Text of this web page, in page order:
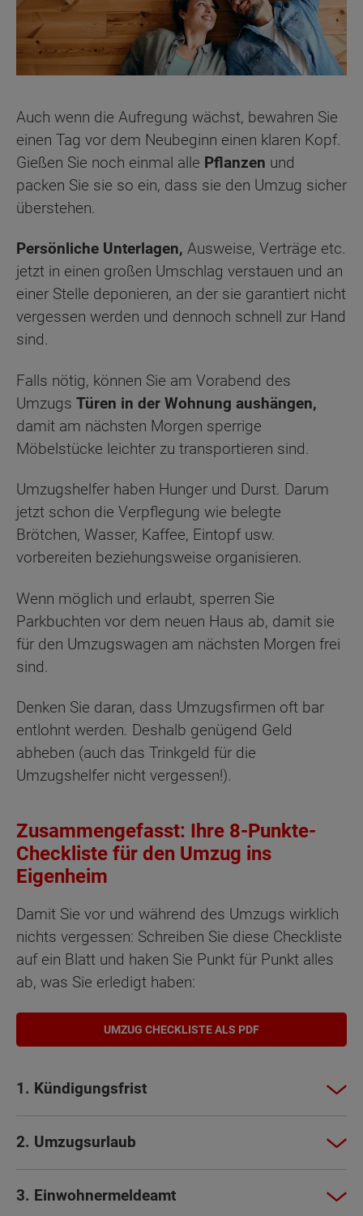
Auch wenn die Aufregung wächst, bewahren Sie
einen Tag vor dem Neubeginn einen klaren Kopf.
Gießen Sie noch einmal alle Pflanzen und
packen Sie sie so ein, dass sie den Umzug sicher
überstehen.
Persönliche Unterlagen, Ausweise, Verträge etc.
jetzt in einen großen Umschlag verstauen und an
einer Stelle deponieren, an der sie garantiert nicht
vergessen werden und dennoch schnell zur Hand
sind.
Falls nötig, können Sie am Vorabend des
Umzugs Türen in der Wohnung aushängen,
damit am nächsten Morgen sperrige
Möbelstücke leichter zu transportieren sind.
Umzugshelfer haben Hunger und Durst. Darum
jetzt schon die Verpflegung wie belegte
Brötchen, Wasser, Kaffee, Eintopf usw.
vorbereiten beziehungsweise organisieren.
Wenn möglich und erlaubt, sperren Sie
Parkbuchten vor dem neuen Haus ab, damit sie
für den Umzugswagen am nächsten Morgen frei
sind.
Denken Sie daran, dass Umzugsfirmen oft bar
entlohnt werden. Deshalb genügend Geld
abheben (auch das Trinkgeld für die
Umzugshelfer nicht vergessen!).
Zusammengefasst: Ihre 8-Punkte-
Checkliste für den Umzug ins
Eigenheim
Damit Sie vor und während des Umzugs wirklich
nichts vergessen: Schreiben Sie diese Checkliste
auf ein Blatt und haken Sie Punkt für Punkt alles
ab, was Sie erledigt haben:
UMZUG CHECKLISTE ALS PDF
1. Kündigungsfrist
2. Umzugsurlaub
3. Einwohnermeldeamt